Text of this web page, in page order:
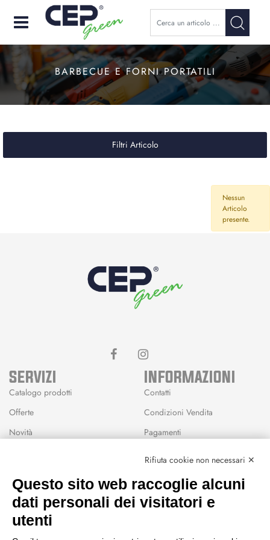
Open
BARBECUE E FORNI PORTATILI
Filtri Articolo
Nessun
Articolo
presente.
SERVIZI
Catalogo prodotti
Offerte
Novità
Wishlist
INFORMAZIONI
Contatti
Condizioni Vendita
Pagamenti
CEP GREEN
Rifiuta cookie non necessari ✕
Questo sito web raccoglie alcuni
dati personali dei visitatori e
utenti